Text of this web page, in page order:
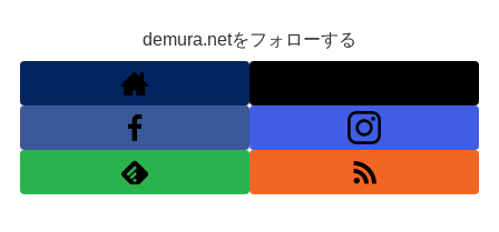
demura.netをフォローする